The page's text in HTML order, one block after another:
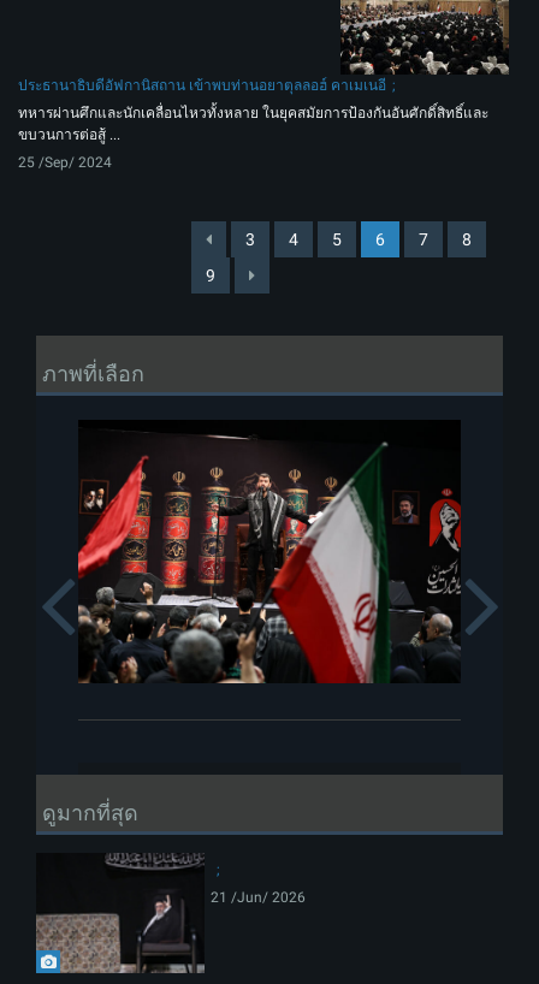
ประธานาธิบดีอัฟกานิสถาน เข้าพบท่านอยาตุลลอฮ์ คาเมเนอี
ทหารผ่านศึกและนักเคลื่อนไหวทั้งหลาย ในยุคสมัยการป้องกันอันศักดิ์สิทธิ์และ
ขบวนการต่อสู้ ...
25 /Sep/ 2024
3 4 5 6 7
8
9
ภาพที่เลือก
Previous
ดูมากที่สุด
21 /Jun/ 2026